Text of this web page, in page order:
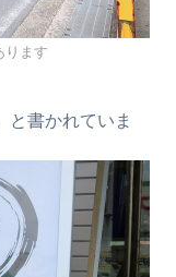
ります
」と書かれていま